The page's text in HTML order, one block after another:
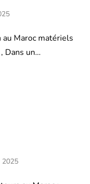
Maroc matériels
Dans un…
2025